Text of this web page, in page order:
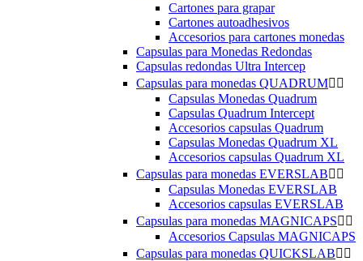
Cartones para grapar
Cartones autoadhesivos
Accesorios para cartones monedas
Capsulas para Monedas Redondas
Capsulas redondas Ultra Intercep
Capsulas para monedas QUADRUM 
Capsulas Monedas Quadrum
Capsulas Quadrum Intercept
Accesorios capsulas Quadrum
Capsulas Monedas Quadrum XL
Accesorios capsulas Quadrum XL
Capsulas para monedas EVERSLAB 
Capsulas Monedas EVERSLAB
Accesorios capsulas EVERSLAB
Capsulas para monedas MAGNICAPS 
Accesorios Capsulas MAGNICAPS
Capsulas para monedas QUICKSLAB 